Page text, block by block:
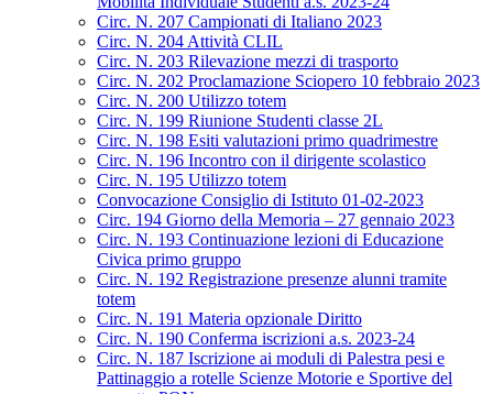
Circ. N. 207 Campionati di Italiano 2023
Circ. N. 204 Attività CLIL
Circ. N. 203 Rilevazione mezzi di trasporto
Circ. N. 202 Proclamazione Sciopero 10 febbraio 2023
Circ. N. 200 Utilizzo totem
Circ. N. 199 Riunione Studenti classe 2L
Circ. N. 198 Esiti valutazioni primo quadrimestre
Circ. N. 196 Incontro con il dirigente scolastico
Circ. N. 195 Utilizzo totem
Convocazione Consiglio di Istituto 01-02-2023
Circ. 194 Giorno della Memoria – 27 gennaio 2023
Circ. N. 193 Continuazione lezioni di Educazione
Civica primo gruppo
Circ. N. 192 Registrazione presenze alunni tramite
totem
Circ. N. 191 Materia opzionale Diritto
Circ. N. 190 Conferma iscrizioni a.s. 2023-24
Circ. N. 187 Iscrizione ai moduli di Palestra pesi e
Pattinaggio a rotelle Scienze Motorie e Sportive del